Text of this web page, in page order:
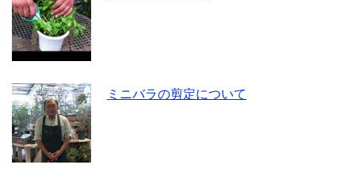
ミニバラの剪定について